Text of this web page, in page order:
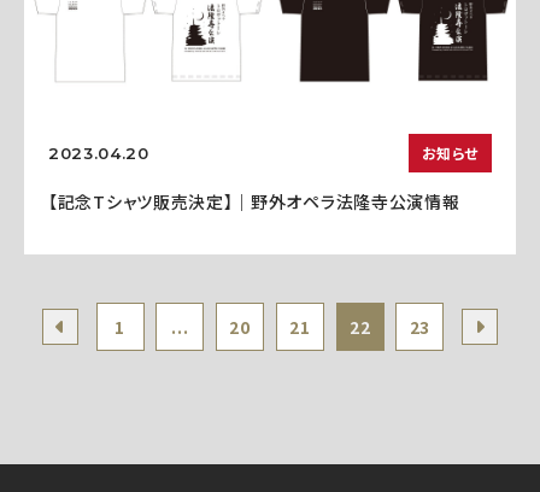
2023.04.20 お知らせ
【記念Tシャツ販売決定】｜野外オペラ法隆寺公演情報
1 ... 20 21 22 23